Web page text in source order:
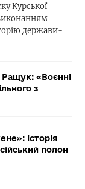
Курської
держави-
«Воєнні
з
історія
полон